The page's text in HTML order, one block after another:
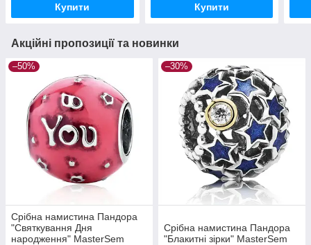
Купити Купити
Акційні пропозиції та новинки
–50%
Срібна намистина Пандора
"Святкування Дня
народження" MasterSem
–30%
Срібна намистина Пандора
"Блакитні зірки" MasterSem